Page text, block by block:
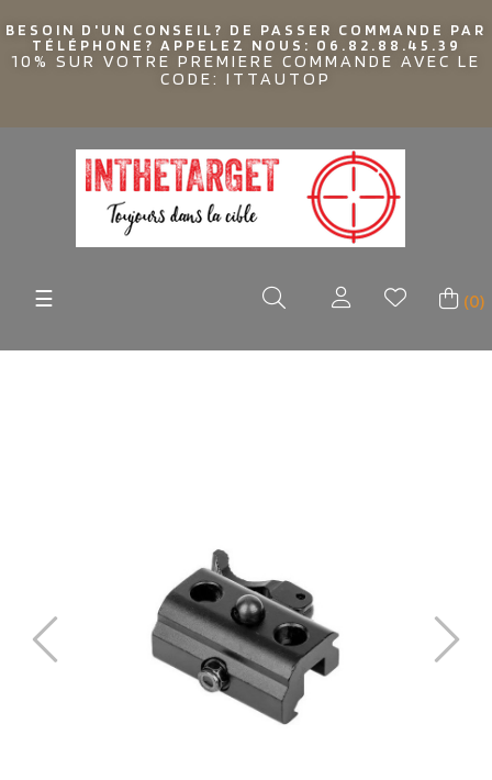
BESOIN D'UN CONSEIL? DE PASSER COMMANDE PAR
TÉLÉPHONE? APPELEZ NOUS: 06.82.88.45.39
10% SUR VOTRE PREMIERE COMMANDE AVEC LE
CODE: ITTAUTOP
Basculer
☰ (0)